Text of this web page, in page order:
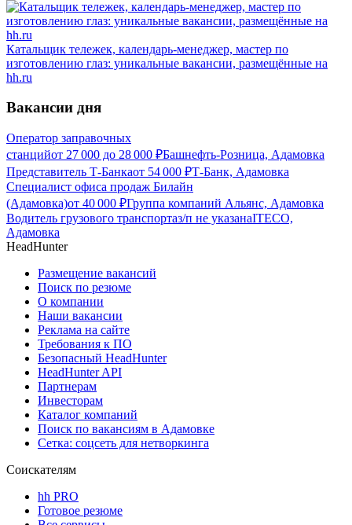
Катальщик тележек, календарь-менеджер, мастер по
изготовлению глаз: уникальные вакансии, размещённые на
hh.ru
Вакансии дня
Оператор заправочных
станцийот 27 000 до 28 000 ₽Башнефть-Розница, Адамовка
Представитель Т-Банкаот 54 000 ₽Т-Банк, Адамовка
Специалист офиса продаж Билайн
(Адамовка)от 40 000 ₽Группа компаний Альянс, Адамовка
Водитель грузового транспортаз/п не указанаITECO,
Адамовка
HeadHunter
Размещение вакансий
Поиск по резюме
О компании
Наши вакансии
Реклама на сайте
Требования к ПО
Безопасный HeadHunter
HeadHunter API
Партнерам
Инвесторам
Каталог компаний
Поиск по вакансиям в Адамовке
Сетка: соцсеть для нетворкинга
Соискателям
hh PRO
Готовое резюме